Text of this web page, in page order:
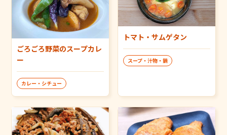
ごろごろ野菜のスープカレ
ー
カレー・シチュー
トマト・サムゲタン
スープ・汁物・鍋